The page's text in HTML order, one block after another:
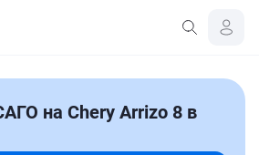
на Chery Arrizo 8 в